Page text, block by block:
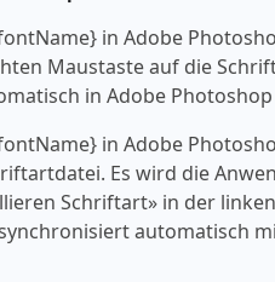
in Adobe
Maustaste auf die
in Adobe
in Adobe
Es wird die
Schriftart» in der
automatisch